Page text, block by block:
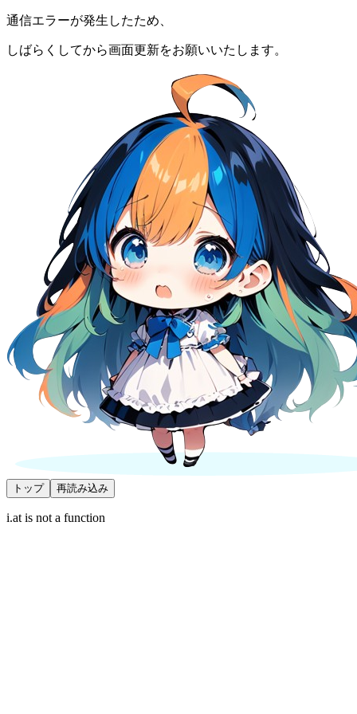
通信エラーが発生したため、
しばらくしてから画面更新をお願いいたします。
トップ 再読み込み
i.at is not a function